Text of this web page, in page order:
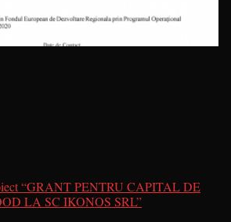
“GRANT PENTRU CAPITAL DE
LA SC IKONOS SRL”